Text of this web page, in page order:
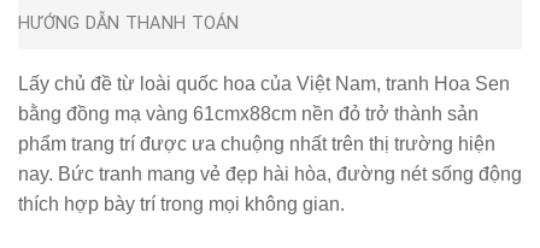
HƯỚNG DẪN THANH TOÁN
Lấy chủ đề từ loài quốc hoa của Việt Nam, tranh Hoa Sen
bằng đồng mạ vàng 61cmx88cm nền đỏ trở thành sản
phẩm trang trí được ưa chuộng nhất trên thị trường hiện
nay. Bức tranh mang vẻ đẹp hài hòa, đường nét sống động
thích hợp bày trí trong mọi không gian.